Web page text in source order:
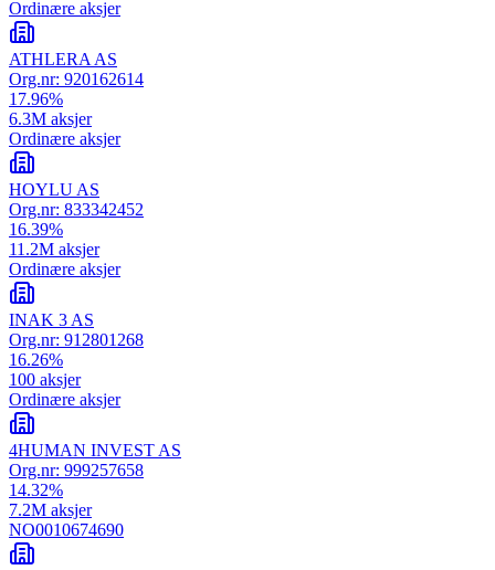
Ordinære aksjer
ATHLERA AS
Org.nr: 920162614
17.96%
6.3M aksjer
Ordinære aksjer
HOYLU AS
Org.nr: 833342452
16.39%
11.2M aksjer
Ordinære aksjer
INAK 3 AS
Org.nr: 912801268
16.26%
100 aksjer
Ordinære aksjer
4HUMAN INVEST AS
Org.nr: 999257658
14.32%
7.2M aksjer
NO0010674690